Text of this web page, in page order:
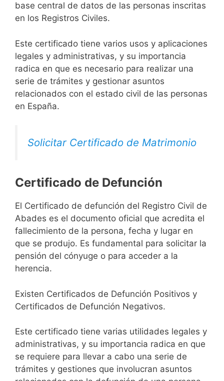
base central de datos de las personas inscritas
en los Registros Civiles.
Este certificado tiene varios usos y aplicaciones
legales y administrativas, y su importancia
radica en que es necesario para realizar una
serie de trámites y gestionar asuntos
relacionados con el estado civil de las personas
en España.
Solicitar Certificado de Matrimonio
Certificado de Defunción
El Certificado de defunción del Registro Civil de
Abades es el documento oficial que acredita el
fallecimiento de la persona, fecha y lugar en
que se produjo. Es fundamental para solicitar la
pensión del cónyuge o para acceder a la
herencia.
Existen Certificados de Defunción Positivos y
Certificados de Defunción Negativos.
Este certificado tiene varias utilidades legales y
administrativas, y su importancia radica en que
se requiere para llevar a cabo una serie de
trámites y gestiones que involucran asuntos